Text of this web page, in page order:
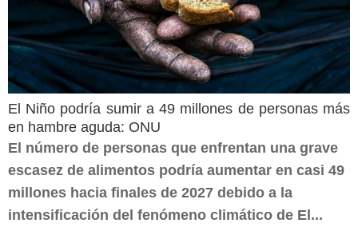
El Niño podría sumir a 49 millones de personas más
en hambre aguda: ONU
El número de personas que enfrentan una grave
escasez de alimentos podría aumentar en casi 49
millones hacia finales de 2027 debido a la
intensificación del fenómeno climático de El...